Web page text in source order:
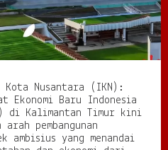
Nusantara (IKN):
Ekonomi Baru Indonesia
di Kalimantan Timur kini
pembangunan
ambisius yang menandai